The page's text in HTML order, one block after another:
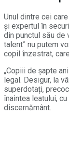
Unul dintre cei
și expertul în
din punctul său de
talent” nu putem
copil înzestrat,
„Copiii de șapte
legal. Desigur, la
superdotați,
înaintea leatului,
discernământ.